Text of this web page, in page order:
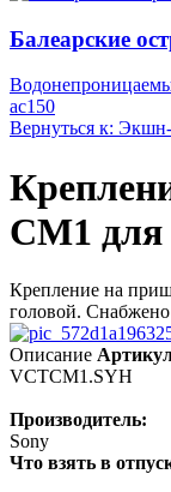
Балеарские
ac150
Вернуться к:
CM1
Крепление на
головой. Снабжено
Описание
VCTCM1.SYH
Производитель:
Sony
Что взять в